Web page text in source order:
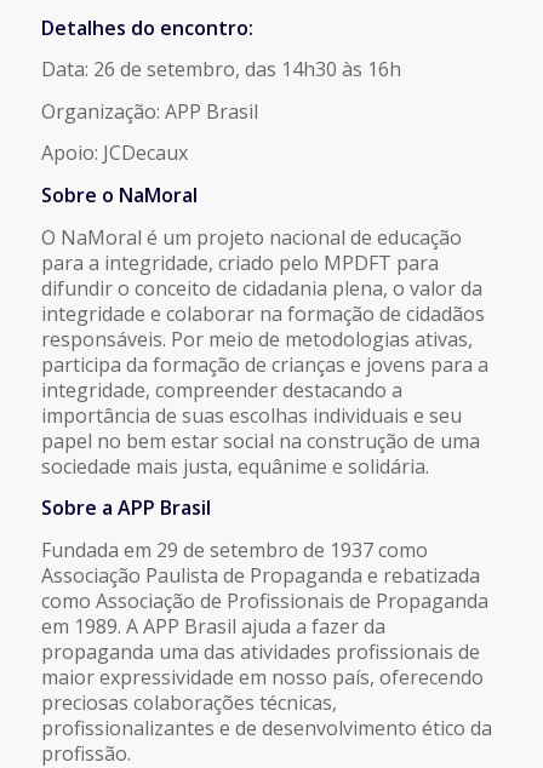
Detalhes do encontro:
Data: 26 de setembro, das 14h30 às 16h
Organização: APP Brasil
Apoio: JCDecaux
Sobre o NaMoral
O NaMoral é um projeto nacional de educação
para a integridade, criado pelo MPDFT para
difundir o conceito de cidadania plena, o valor da
integridade e colaborar na formação de cidadãos
responsáveis. Por meio de metodologias ativas,
participa da formação de crianças e jovens para a
integridade, compreender destacando a
importância de suas escolhas individuais e seu
papel no bem estar social na construção de uma
sociedade mais justa, equânime e solidária.
Sobre a APP Brasil
Fundada em 29 de setembro de 1937 como
Associação Paulista de Propaganda e rebatizada
como Associação de Profissionais de Propaganda
em 1989. A APP Brasil ajuda a fazer da
propaganda uma das atividades profissionais de
maior expressividade em nosso país, oferecendo
preciosas colaborações técnicas,
profissionalizantes e de desenvolvimento ético da
profissão.